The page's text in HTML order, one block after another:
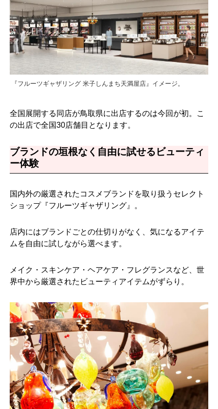
『フルーツギャザリング 米子しんまち天満屋店』イメージ。
全国展開する同店が鳥取県に出店するのは今回が初。こ
の出店で全国30店舗目となります。
ブランドの垣根なく自由に試せるビューティ
ー体験
国内外の厳選されたコスメブランドを取り扱うセレクト
ショップ『フルーツギャザリング』。
店内にはブランドごとの仕切りがなく、気になるアイテ
ムを自由に試しながら選べます。
メイク・スキンケア・ヘアケア・フレグランスなど、世
界中から厳選されたビューティアイテムがずらり。